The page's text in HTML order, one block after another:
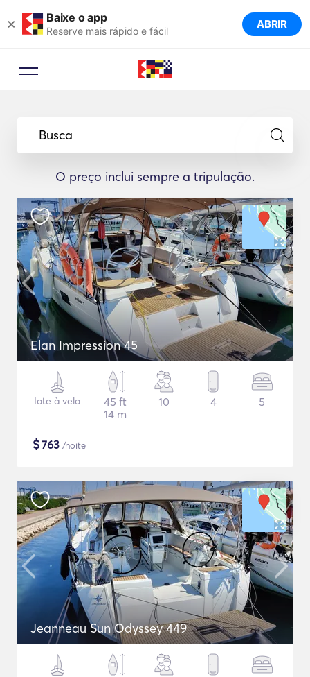
× Baixe o app
Reserve mais rápido e fácil ABRIR
Busca
O preço inclui sempre a tripulação.
Elan Impression 45
Iate à vela
45 ft
14 m
10 4 5
$763 /noite
Jeanneau Sun Odyssey 449